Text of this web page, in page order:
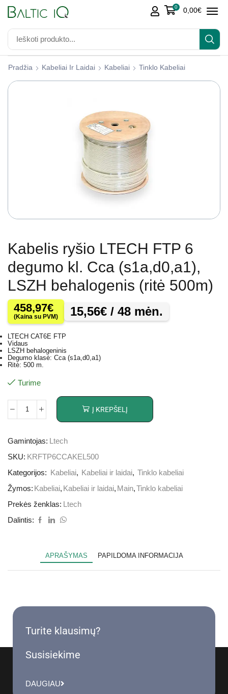
0 0,00€
Pradžia Kabeliai Ir Laidai Kabeliai Tinklo Kabeliai
Kabelis ryšio LTECH FTP 6
degumo kl. Cca (s1a,d0,a1),
LSZH behalogenis (ritė 500m)
458,97€
(Kaina su PVM) 15,56€ / 48 mėn.
LTECH CAT6E FTP
Vidaus
LSZH behalogeninis
Degumo klasė: Cca (s1a,d0,a1)
Ritė: 500 m.
Turime
Į KREPŠELĮ
Gamintojas:
Ltech
SKU: KRFTP6CCAKEL500
Kategorijos:
Kabeliai, Kabeliai ir laidai, Tinklo kabeliai
Žymos: Kabeliai, Kabeliai ir laidai, Main,Tinklo kabeliai
Prekės ženklas:
Ltech
Dalintis:
APRAŠYMAS PAPILDOMA INFORMACIJA
Turite klausimų?
Susisiekime
DAUGIAU